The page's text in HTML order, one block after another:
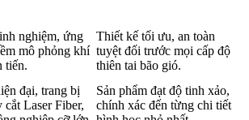
nghiệm, ứng
mô phỏng khí
tiến.
Thiết kế tối ưu, an toàn
tuyệt đối trước mọi cấp độ
thiên tai bão gió.
đại, trang bị
cắt Laser Fiber,
Sản phẩm đạt độ tinh xảo,
chính xác đến từng chi tiết